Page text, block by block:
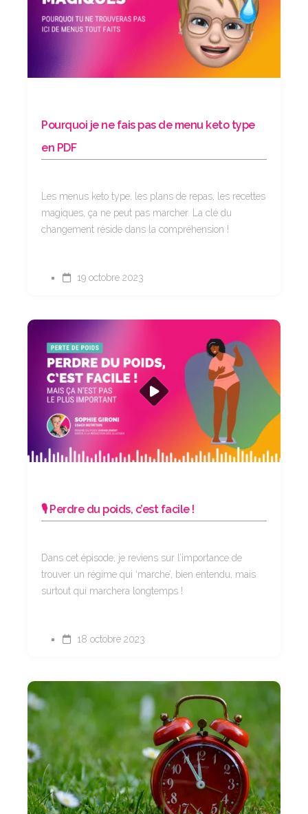
Pourquoi je ne fais pas de menu keto type
en PDF
Les menus keto type, les plans de repas, les recettes
magiques, ça ne peut pas marcher. La clé du
changement réside dans la compréhension !
19 octobre 2023
🎙️ Perdre du poids, c’est facile !
Dans cet épisode, je reviens sur l’importance de
trouver un régime qui ‘marche’, bien entendu, mais
surtout qui marchera longtemps !
18 octobre 2023